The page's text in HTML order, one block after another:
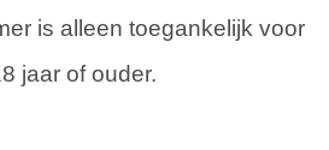
is alleen toegankelijk voor
jaar of ouder.